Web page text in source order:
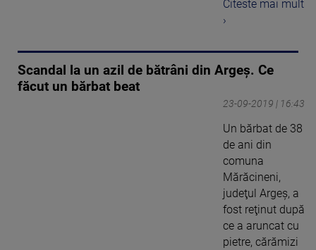
Citeste mai mult
›
Scandal la un azil de bătrâni din Argeș. Ce
făcut un bărbat beat
23-09-2019 | 16:43
Un bărbat de 38
de ani din
comuna
Mărăcineni,
judeţul Argeş, a
fost reţinut după
ce a aruncat cu
pietre, cărămizi